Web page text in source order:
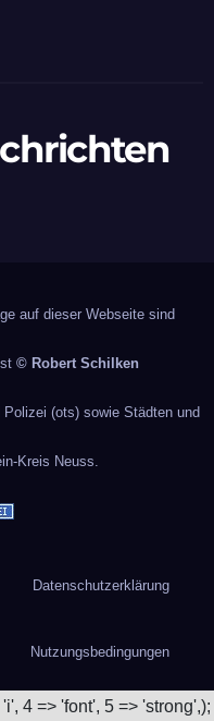
auf dieser Webseite sind
© Robert Schilken
(ots) sowie Städten und
Kreis Neuss.
Datenschutzerklärung
Nutzungsbedingungen
4 => 'font', 5 => 'strong',);